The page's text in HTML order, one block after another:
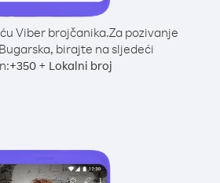
Viber brojčanika.Za pozivanje
birajte na sljedeći
+350 + Lokalni broj